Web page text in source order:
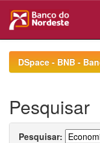
navigationDSpace - BNB -
Pesquisar
Pesquisar: